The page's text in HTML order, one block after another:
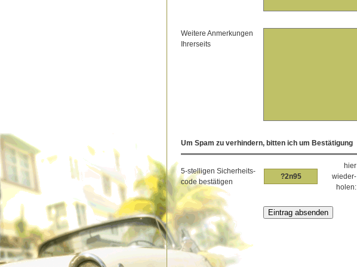
Weitere Anmerkungen
Ihrerseits
Um Spam zu verhindern, bitten ich um Bestätigung
5-stelligen Sicherheits-
code bestätigen
?2n95
hier
wieder-
holen: